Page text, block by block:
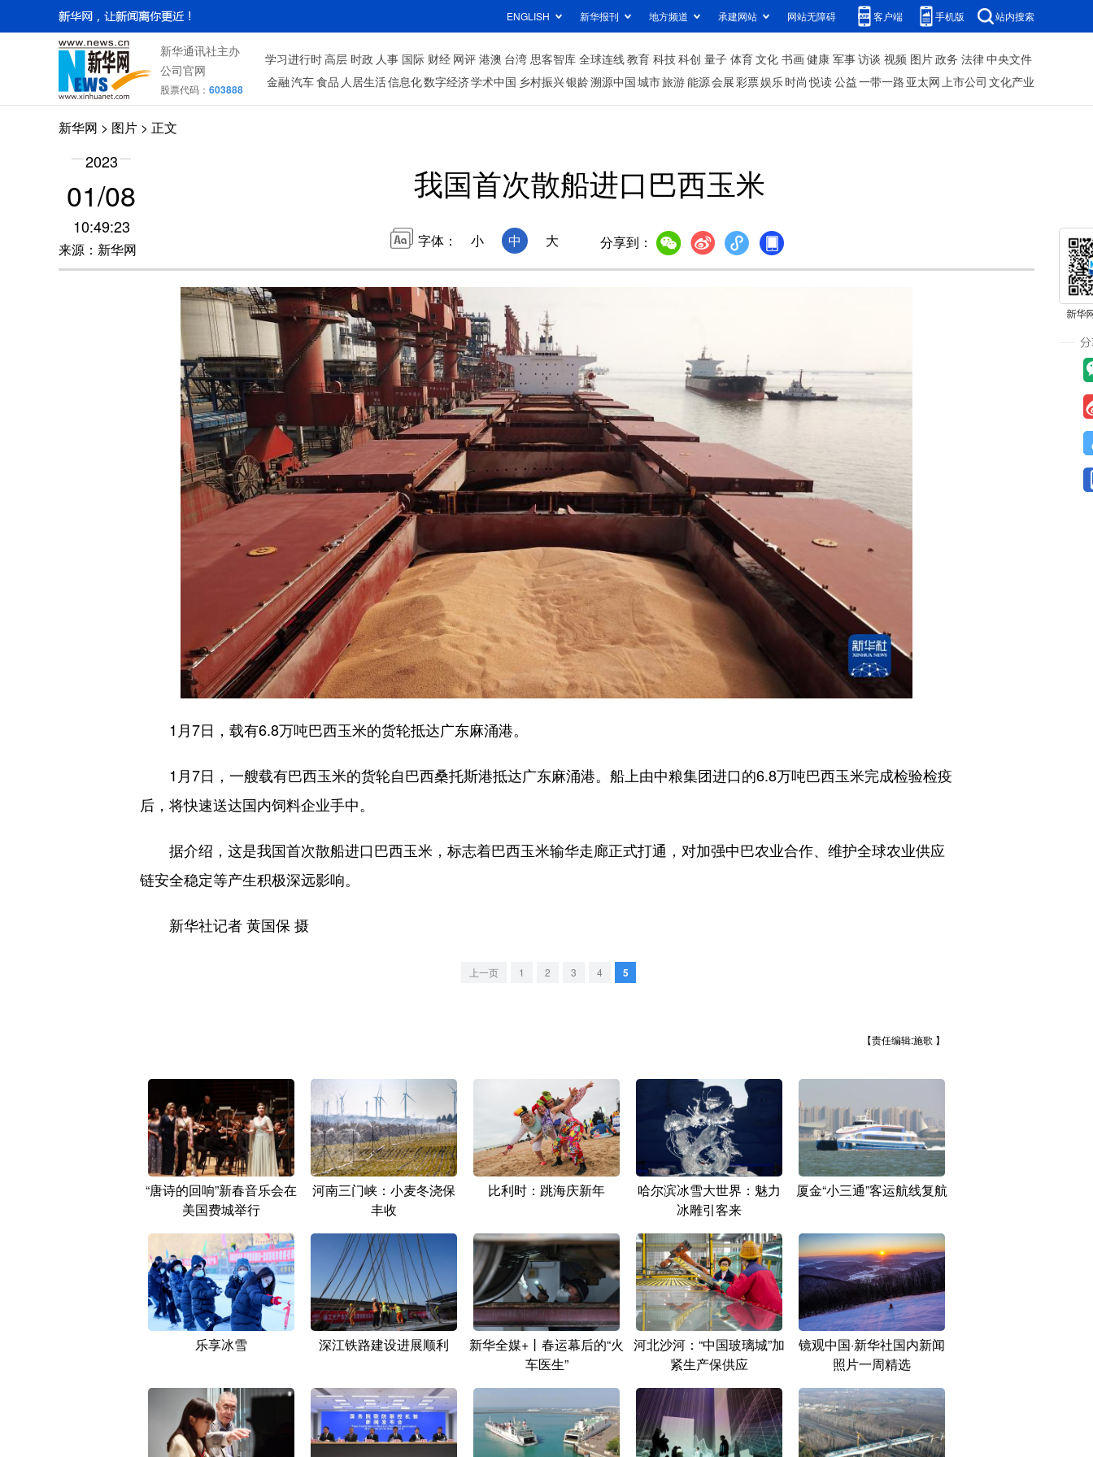
ENGLISH 新华报刊 地方频道 承建网站 网站无障碍 客户端 手机版 站内搜索
新华通讯社主办
公司官网
股票代码： 603888
学习进行时高层 时政 人事 国际 财经 网评 港澳 台湾 思客智库 全球连线教育 科技科创 量子 体育文化 书画健康 军事访谈 视频 图片政务 法律中央文件
金融汽车食品 人居生活信息化数字经济学术中国 乡村振兴银龄溯源中国城市旅游能源会展彩票娱乐时尚 悦读公益一带一路 亚太网上市公司 文化产业
新华网 > 图片 > 正文
2023
01/08
10:49:23
来源：新华网
我国首次散船进口巴西玉米
字体： 小 中 大 分享到：
1月7日，载有6.8万吨巴西玉米的货轮抵达广东麻涌港。
1月7日，一艘载有巴西玉米的货轮自巴西桑托斯港抵达广东麻涌港。船上由中粮集团进口的6.8万吨巴西玉米完成检验检疫
后，将快速送达国内饲料企业手中。
据介绍，这是我国首次散船进口巴西玉米，标志着巴西玉米输华走廊正式打通，对加强中巴农业合作、维护全球农业供应
链安全稳定等产生积极深远影响。
新华社记者 黄国保 摄
上一页 1 2 3 4 5
【责任编辑:施歌 】
“唐诗的回响”新春音乐会在
美国费城举行
河南三门峡：小麦冬浇保
丰收
比利时：跳海庆新年
哈尔滨冰雪大世界：魅力
冰雕引客来
厦金“小三通”客运航线复航
乐享冰雪 深江铁路建设进展顺利
新华全媒+丨春运幕后的“火
车医生”
河北沙河：“中国玻璃城”加
紧生产保供应
镜观中国·新华社国内新闻
照片一周精选